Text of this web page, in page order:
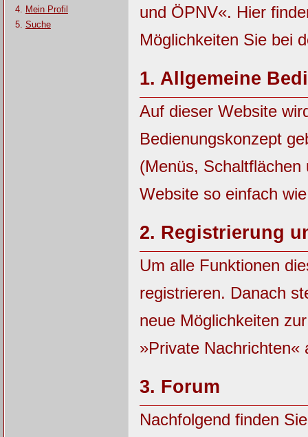
Mein Profil
Suche
und ÖPNV«. Hier
Möglichkeiten Sie bei
1. Allgemeine
Auf dieser Website
Bedienungskonzept
(Menüs,
Website so einfach
2. Registrierung
Um alle Funktionen
registrieren. Danach
neue Möglichkeiten
»Private Nachrichten«
3. Forum
Nachfolgend finden